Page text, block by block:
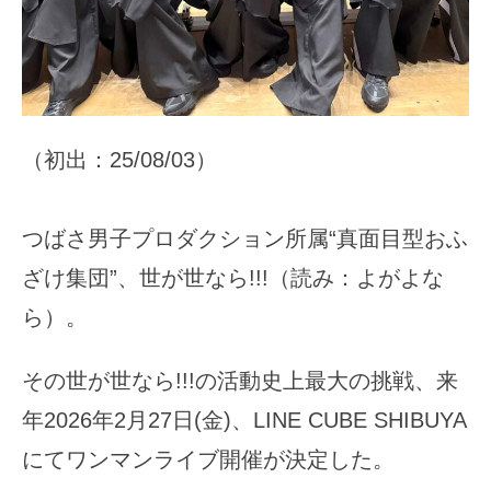
（初出：25/08/03）
つばさ男子プロダクション所属“真面目型おふ
ざけ集団”、世が世なら!!!（読み：よがよな
ら）。
その世が世なら!!!の活動史上最大の挑戦、来
年2026年2月27日(金)、LINE CUBE SHIBUYA
にてワンマンライブ開催が決定した。